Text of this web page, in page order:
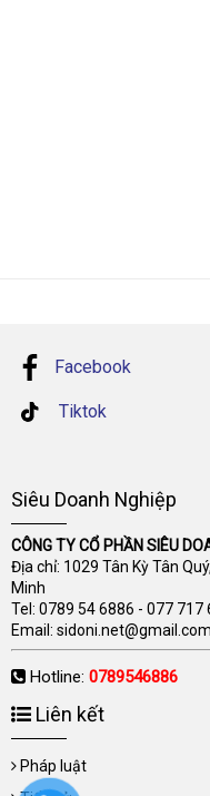
Facebook
Tiktok
Siêu Doanh Nghiệp
CÔNG TY CỔ PHẦN SIÊU
Địa chỉ: 1029 Tân Kỳ Tân
Minh
Tel: 0789 54 6886 - 077 717
Email: sidoni.net@gmail.com
Hotline: 0789546886
Liên kết
Pháp luật